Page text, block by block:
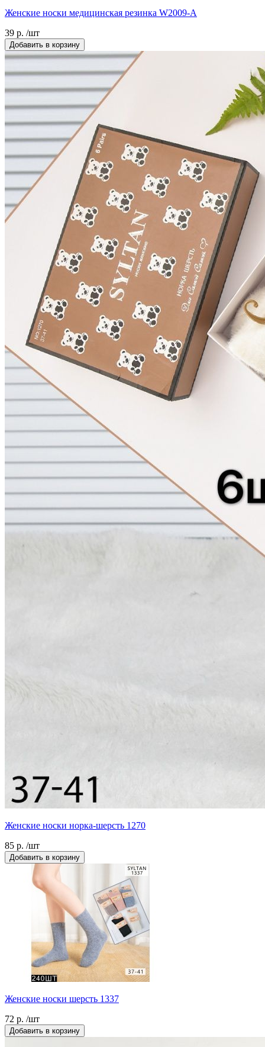
Женские носки медицинская резинка W2009-A
39 р. /шт
Добавить в корзину
Женские носки норка-шерсть 1270
85 р. /шт
Добавить в корзину
Женские носки шерсть 1337
72 р. /шт
Добавить в корзину